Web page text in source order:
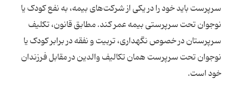
سرپرست باید خود را در یکی از شرکت‌های بیمه، به نفع کودک یا
نوجوان تحت سرپرستی بیمه عمر کند. مطابق قانون، تکلیف
سرپرستان در خصوص نگهداری، تربیت و نفقه در برابر کودک یا
نوجوان تحت سرپرست همان تکالیف والدین در مقابل فرزندان
خود است.